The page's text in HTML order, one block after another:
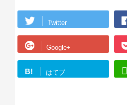
Twitter
Google+
B! はてブ